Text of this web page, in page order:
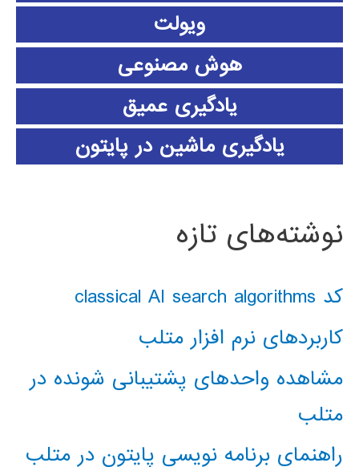
ویولت
هوش مصنوعی
یادگیری عمیق
یادگیری ماشین در پایتون
نوشته‌های تازه
کد classical AI search algorithms
کاربردهای نرم افزار متلب
مشاهده واحدهای پشتیبانی شونده در
متلب
راهنمای برنامه نویسی پایتون در متلب